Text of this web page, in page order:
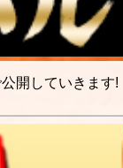
開していきます!